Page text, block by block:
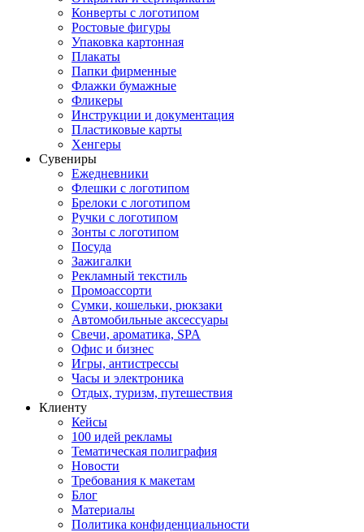
Конверты с логотипом
Ростовые фигуры
Упаковка картонная
Плакаты
Папки фирменные
Флажки бумажные
Фликеры
Инструкции и документация
Пластиковые карты
Хенгеры
Сувениры
Ежедневники
Флешки с логотипом
Брелоки с логотипом
Ручки с логотипом
Зонты с логотипом
Посуда
Зажигалки
Рекламный текстиль
Промоассорти
Сумки, кошельки, рюкзаки
Автомобильные аксессуары
Свечи, ароматика, SPA
Офис и бизнес
Игры, антистрессы
Часы и электроника
Отдых, туризм, путешествия
Клиенту
Кейсы
100 идей рекламы
Тематическая полиграфия
Новости
Требования к макетам
Блог
Материалы
Политика конфиденциальности